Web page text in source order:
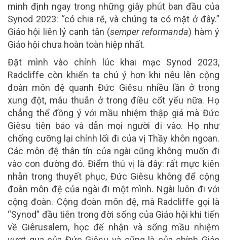
minh định ngay trong những giây phút ban đầu của
Synod 2023: “có chia rẽ, và chúng ta có mặt ở đây.”
Giáo hội liên lỷ canh tân (semper reformanda) hàm ý
Giáo hội chưa hoàn toàn hiệp nhất.
Đặt mình vào chính lúc khai mạc Synod 2023,
Radcliffe còn khiến ta chú ý hơn khi nêu lên cộng
đoàn môn đệ quanh Đức Giêsu nhiều lần ở trong
xung đột, mâu thuẫn ở trong điều cốt yếu nữa. Họ
chẳng thể đồng ý với mầu nhiệm thập giá mà Đức
Giêsu tiên báo và dẫn mọi người đi vào. Họ như
chống cưỡng lại chính lối đi của vị Thầy khôn ngoan.
Các môn đệ thân tín của ngài cũng không muốn đi
vào con đường đó. Điểm thú vị là đây: rất mực kiên
nhẫn trong thuyết phục, Đức Giêsu không để cộng
đoàn môn đệ của ngài đi một mình. Ngài luôn đi với
cộng đoàn. Cộng đoàn môn đệ, mà Radcliffe gọi là
“Synod” đầu tiên trong đời sống của Giáo hội khi tiến
về Giêrusalem, học để nhận và sống mầu nhiệm